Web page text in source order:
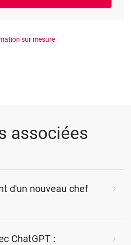
associées
d'un nouveau chef
ChatGPT :